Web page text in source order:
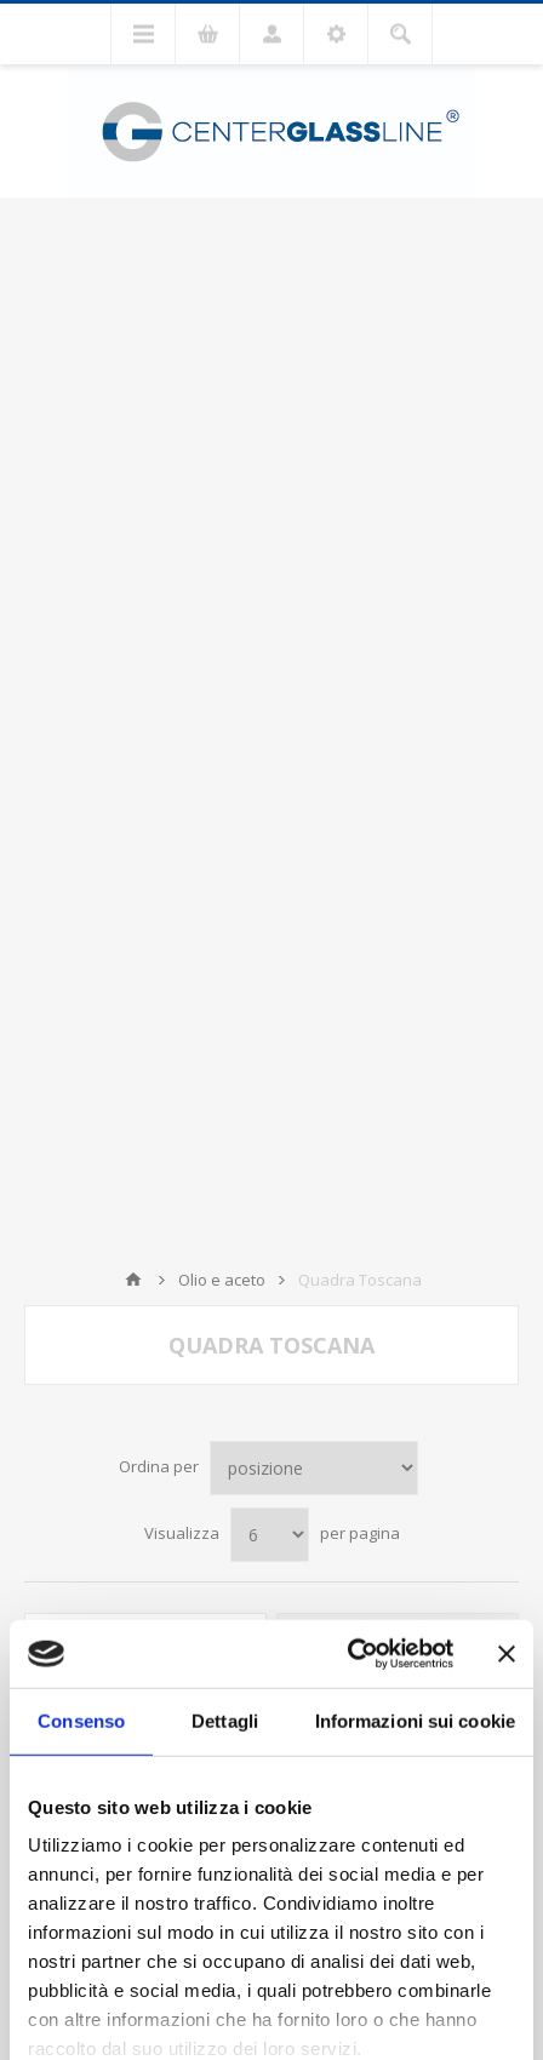
Consenso Dettagli Informazioni sui cookie
Questo sito web utilizza i cookie
Utilizziamo i cookie per personalizzare contenuti ed
annunci, per fornire funzionalità dei social media e per
analizzare il nostro traffico. Condividiamo inoltre
informazioni sul modo in cui utilizza il nostro sito con i
nostri partner che si occupano di analisi dei dati web,
pubblicità e social media, i quali potrebbero combinarle
con altre informazioni che ha fornito loro o che hanno
raccolto dal suo utilizzo dei loro servizi.
Olio e aceto Quadra Toscana
QUADRA TOSCANA
Ordina per
Visualizza per pagina
Quadra toscana 1000 ml
pp35
Contattaci
Quadra toscana 500 ml
pp35
Contattaci